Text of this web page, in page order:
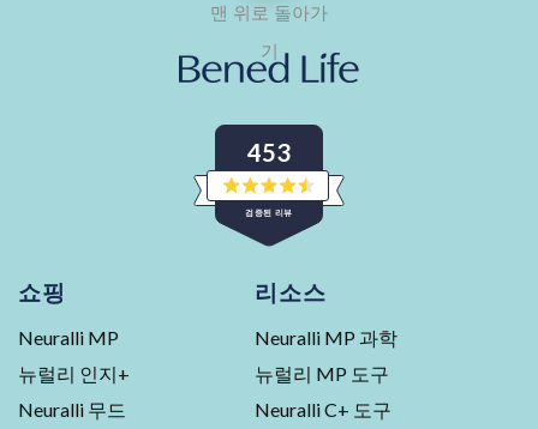
453
검증된 리뷰
별
5
개
중
개
평
Reviews
검
증
리
쇼핑
Neuralli MP
뉴럴리 인지+
Neuralli 무드
리소스
Neuralli MP 과학
뉴럴리 MP 도구
Neuralli C+ 도구
맨 위로 돌아가
기